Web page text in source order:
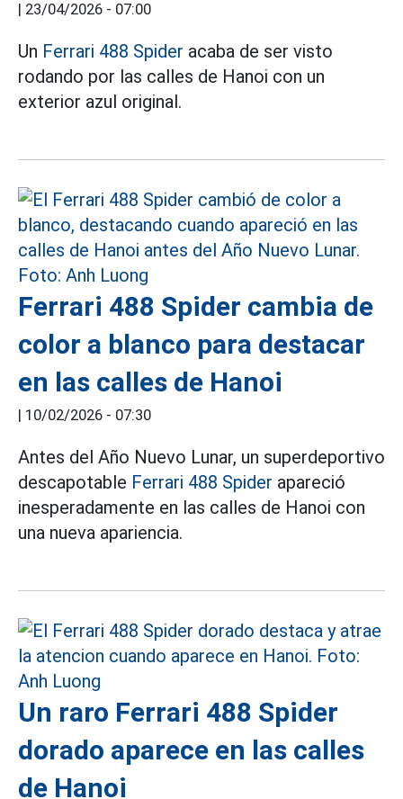
| 23/04/2026 - 07:00
Un Ferrari 488 Spider acaba de ser visto
rodando por las calles de Hanoi con un
exterior azul original.
Ferrari 488 Spider cambia de
color a blanco para destacar
en las calles de Hanoi
| 10/02/2026 - 07:30
Antes del Año Nuevo Lunar, un superdeportivo
descapotable Ferrari 488 Spider apareció
inesperadamente en las calles de Hanoi con
una nueva apariencia.
Un raro Ferrari 488 Spider
dorado aparece en las calles
de Hanoi